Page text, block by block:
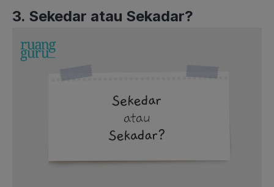
3. Sekedar atau Sekadar?